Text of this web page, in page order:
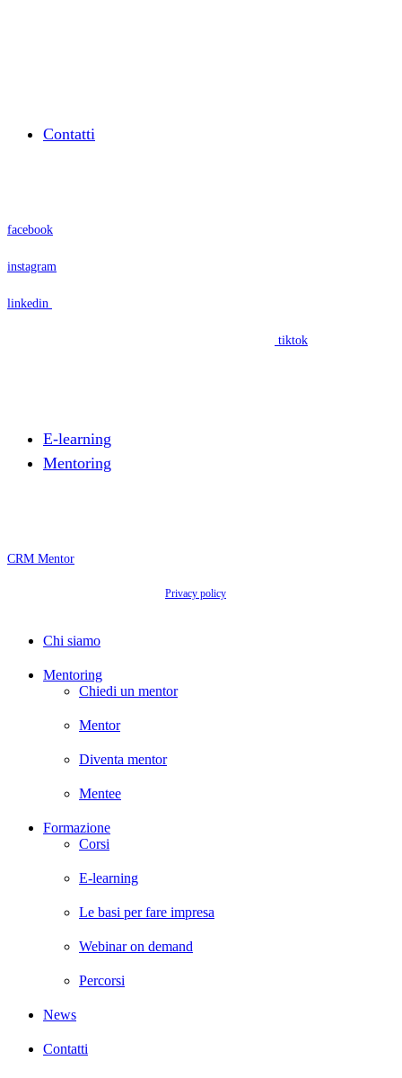
Contatti
facebook
instagram
linkedin
tiktok
E-learning
Mentoring
CRM Mentor
Privacy policy
Close
Chi siamo
Mentoring
Chiedi un mentor
Mentor
Diventa mentor
Mentee
Formazione
Corsi
E-learning
Le basi per fare impresa
Webinar on demand
Percorsi
News
Contatti